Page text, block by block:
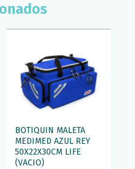
BOTIQUIN MALETA
MEDIMED AZUL REY
50X22X30CM LIFE
(VACIO)